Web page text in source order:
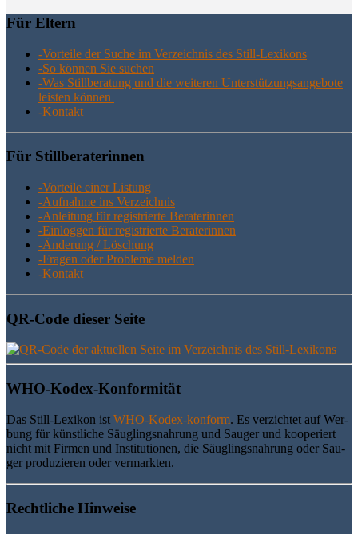
Für Eltern
-Vor­tei­le der Suche im Ver­zeich­nis des Still-Lexikons
-So kön­nen Sie suchen
-Was Still­be­ra­tung und die wei­te­ren Unter­stüt­zungs­an­ge­bo­te
leis­ten können
-Kon­takt
Für Still­be­ra­te­rin­nen
-Vor­tei­le einer Listung
-Auf­nah­me ins Verzeichnis
-Anlei­tung für regis­trier­te Beraterinnen
-Ein­log­gen für regis­trier­te Beraterinnen
-Ände­rung / Löschung
-Fra­gen oder Pro­ble­me melden
-Kon­takt
QR-Code die­ser Seite
WHO-Kodex-Kon­for­mi­tät
Das Still-Lexi­kon ist WHO-Kodex-kon­form. Es ver­zich­tet auf Wer­
bung für künst­li­che Säug­lings­nah­rung und Sau­ger und koope­riert
nicht mit Fir­men und Insti­tu­tio­nen, die Säug­lings­nah­rung oder Sau­
ger pro­du­zie­ren oder vermarkten.
Recht­li­che Hinweise